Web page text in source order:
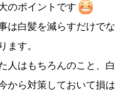
のポイントです
は白髪を減らすだけでな
ます。
人はもちろんのこと、白
から対策しておいて損は